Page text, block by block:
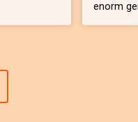
enorm